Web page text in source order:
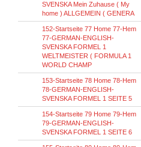
SVENSKA Mein Zuhause ( My
home ) ALLGEMEIN ( GENERA
152-Startseite 77 Home 77-Hem
77-GERMAN-ENGLISH-
SVENSKA FORMEL 1
WELTMEISTER ( FORMULA 1
WORLD CHAMP
153-Startseite 78 Home 78-Hem
78-GERMAN-ENGLISH-
SVENSKA FORMEL 1 SEITE 5
154-Startseite 79 Home 79-Hem
79-GERMAN-ENGLISH-
SVENSKA FORMEL 1 SEITE 6